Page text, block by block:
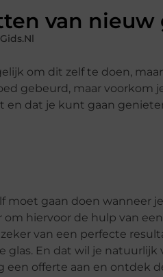
van nieuw
om dit zelf te doen,
gebeurd, maar voorkom
dat je kunt gaan
moet gaan doen wanneer
hiervoor de hulp van
van een perfecte
En dat wil je
een offerte aan en ontdek